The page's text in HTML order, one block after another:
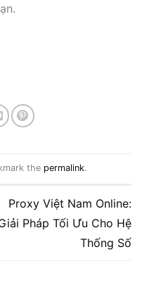
the permalink.
Proxy Việt Nam Online:
Pháp Tối Ưu Cho Hệ
Thống Số